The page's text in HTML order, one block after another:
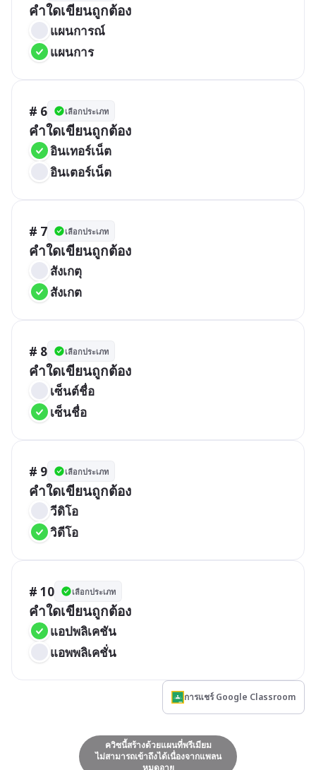
คำใดเขียนถูกต้อง
แผนการณ์
แผนการ
# 6 เลือกประเภท
คำใดเขียนถูกต้อง
อินเทอร์เน็ต
อินเตอร์เน็ต
# 7 เลือกประเภท
คำใดเขียนถูกต้อง
สังเกตุ
สังเกต
# 8 เลือกประเภท
คำใดเขียนถูกต้อง
เซ็นต์ชื่อ
เซ็นชื่อ
# 9 เลือกประเภท
คำใดเขียนถูกต้อง
วีดิโอ
วิดีโอ
# 10 เลือกประเภท
คำใดเขียนถูกต้อง
แอปพลิเคชัน
แอพพลิเคชั่น
การแชร์ Google Classroom
ควิซนี้สร้างด้วยแผนที่พรีเมียม
ไม่สามารถเข้าถึงได้เนื่องจากแพลน
หมดอายุ